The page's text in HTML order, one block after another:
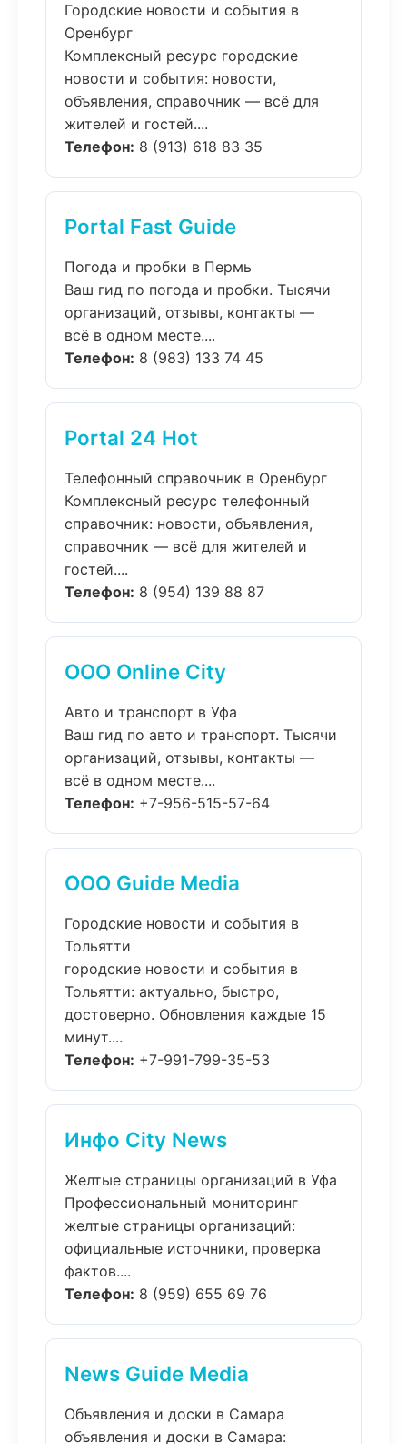
Городские новости и события в
Оренбург
Комплексный ресурс городские
новости и события: новости,
объявления, справочник — всё для
жителей и гостей....
Телефон: 8 (913) 618 83 35
Portal Fast Guide
Погода и пробки в Пермь
Ваш гид по погода и пробки. Тысячи
организаций, отзывы, контакты —
всё в одном месте....
Телефон: 8 (983) 133 74 45
Portal 24 Hot
Телефонный справочник в Оренбург
Комплексный ресурс телефонный
справочник: новости, объявления,
справочник — всё для жителей и
гостей....
Телефон: 8 (954) 139 88 87
ООО Online City
Авто и транспорт в Уфа
Ваш гид по авто и транспорт. Тысячи
организаций, отзывы, контакты —
всё в одном месте....
Телефон: +7-956-515-57-64
ООО Guide Media
Городские новости и события в
Тольятти
городские новости и события в
Тольятти: актуально, быстро,
достоверно. Обновления каждые 15
минут....
Телефон: +7-991-799-35-53
Инфо City News
Желтые страницы организаций в Уфа
Профессиональный мониторинг
желтые страницы организаций:
официальные источники, проверка
фактов....
Телефон: 8 (959) 655 69 76
News Guide Media
Объявления и доски в Самара
объявления и доски в Самара: